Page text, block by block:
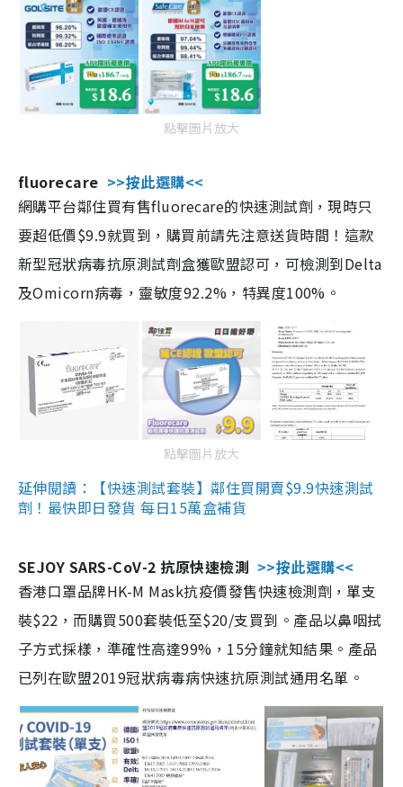
點擊圖片放大
fluorecare >>按此選購<<
網購平台鄰住買有售fluorecare的快速測試劑，現時只
要超低價$9.9就買到，購買前請先注意送貨時間！這款
新型冠狀病毒抗原測試劑盒獲歐盟認可，可檢測到Delta
及Omicorn病毒，靈敏度92.2%，特異度100%。
點擊圖片放大
延伸閱讀：【快速測試套裝】鄰住買開賣$9.9快速測試
劑！最快即日發貨 每日15萬盒補貨
SEJOY SARS-CoV-2 抗原快速檢測 >>按此選購<<
香港口罩品牌HK-M Mask抗疫價發售快速檢測劑，單支
裝$22，而購買500套裝低至$20/支買到。產品以鼻咽拭
子方式採樣，準確性高達99%，15分鐘就知結果。產品
已列在歐盟2019冠狀病毒病快速抗原測試通用名單。